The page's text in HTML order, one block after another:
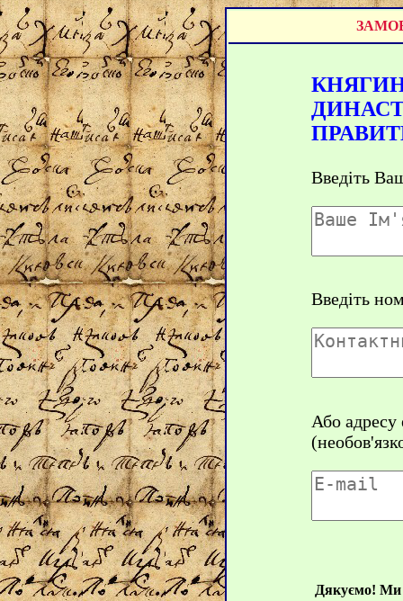
Введіть
Введіть
Або
Дякуємо! Ми